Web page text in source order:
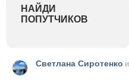
НАЙДИ
ПОПУТЧИКОВ
Светлана Сиротенко